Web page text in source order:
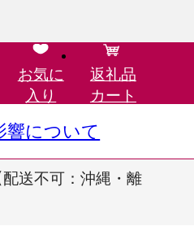
お気に
入り
返礼品
カート
響について
送不可：沖縄・離